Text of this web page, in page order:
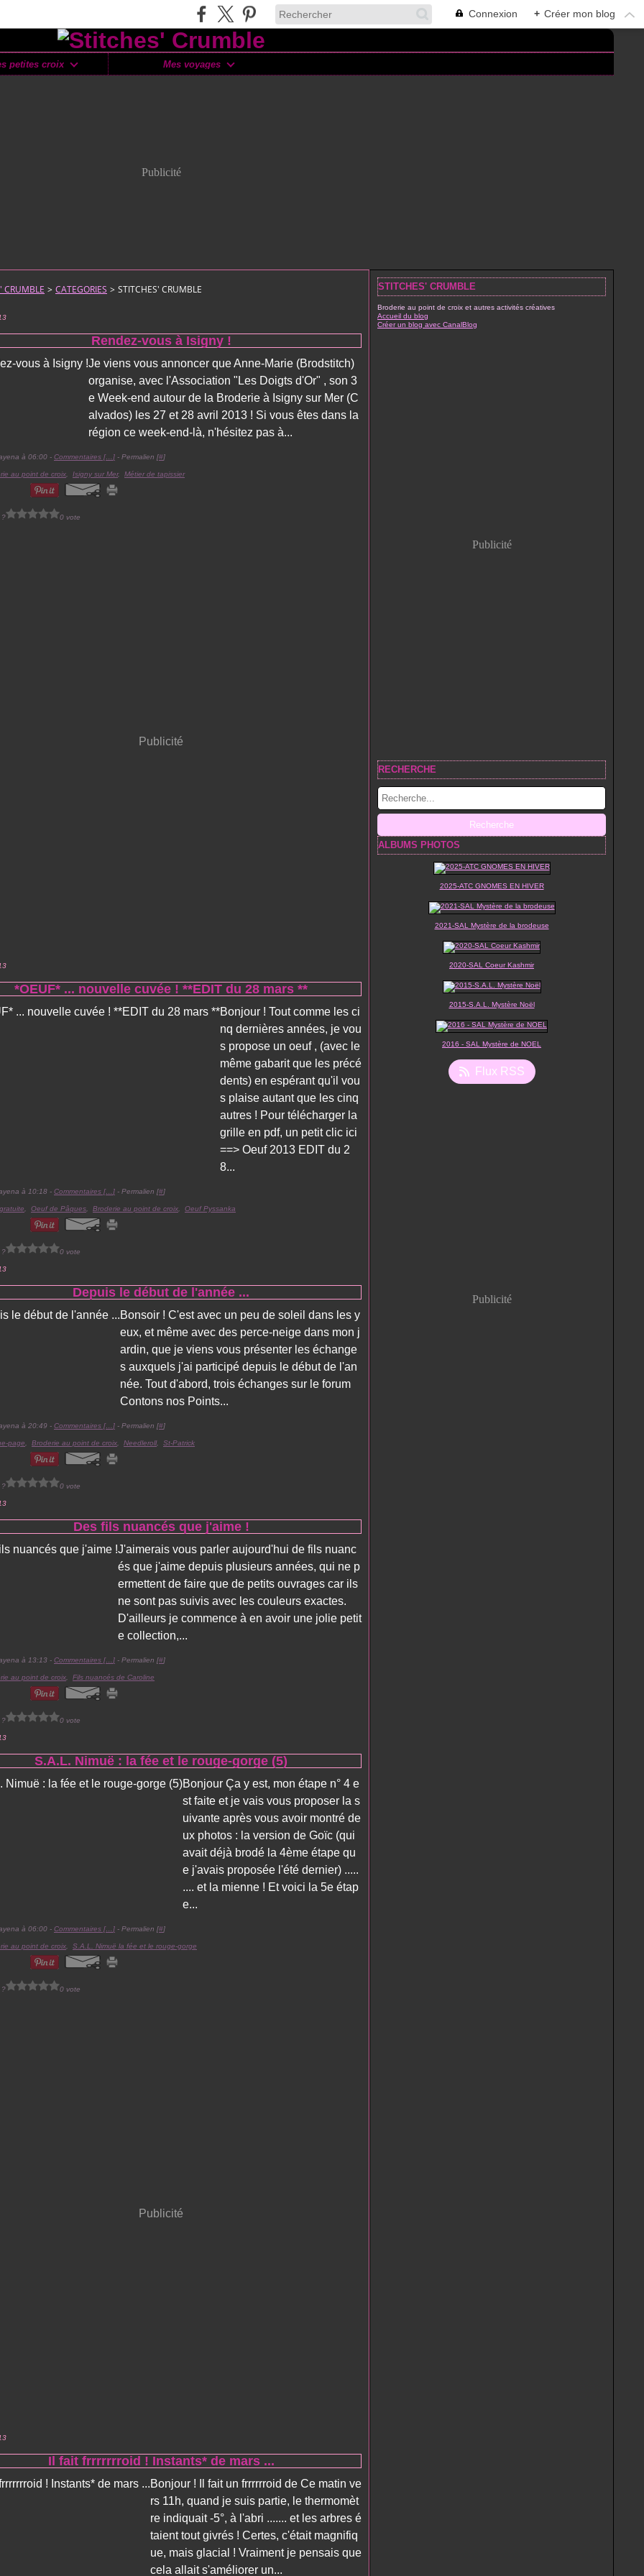
Connexion + Créer mon blog
petites croix Mes voyages
Publicité
CRUMBLE > CATEGORIES > STITCHES' CRUMBLE
Rendez-vous à Isigny !
Je viens vous annoncer que Anne-Marie (Brodstitch)
organise, avec l'Association "Les Doigts d'Or" , son 3
e Week-end autour de la Broderie à Isigny sur Mer (C
alvados) les 27 et 28 avril 2013 ! Si vous êtes dans la
région ce week-end-là, n'hésitez pas à...
à 06:00 - Commentaires [… ] - Permalien [#]
au point de croix Isigny sur Mer, Métier de tapissier
? 0 vote
Publicité
*OEUF* ... nouvelle cuvée ! **EDIT du 28 mars **
Bonjour ! Tout comme les ci
nq dernières années, je vou
s propose un oeuf , (avec le
même gabarit que les précé
dents) en espérant qu'il vou
s plaise autant que les cinq
autres ! Pour télécharger la
grille en pdf, un petit clic ici
==> Oeuf 2013 EDIT du 2
8...
à 10:18 - Commentaires [… ] - Permalien [#]
Oeuf de Pâques Broderie au point de croix Oeuf Pyssanka
? 0 vote
Depuis le début de l'année ...
Bonsoir ! C'est avec un peu de soleil dans les y
eux, et même avec des perce-neige dans mon j
ardin, que je viens vous présenter les échange
s auxquels j'ai participé depuis le début de l'an
née. Tout d'abord, trois échanges sur le forum
Contons nos Points...
à 20:49 - Commentaires [… ] - Permalien [#]
page Broderie au point de croix Needleroll, St-Patrick
? 0 vote
Des fils nuancés que j'aime !
J'aimerais vous parler aujourd'hui de fils nuanc
és que j'aime depuis plusieurs années, qui ne p
ermettent de faire que de petits ouvrages car ils
ne sont pas suivis avec les couleurs exactes.
D'ailleurs je commence à en avoir une jolie petit
e collection,...
à 13:13 - Commentaires [… ] - Permalien [#]
au point de croix Fils nuancés de Caroline
? 0 vote
S.A.L. Nimuë : la fée et le rouge-gorge (5)
Bonjour Ça y est, mon étape n° 4 e
st faite et je vais vous proposer la s
uivante après vous avoir montré de
ux photos : la version de Goïc (qui
avait déjà brodé la 4ème étape qu
e j'avais proposée l'été dernier) .....
.... et la mienne ! Et voici la 5e étap
e...
à 06:00 - Commentaires [… ] - Permalien [#]
au point de croix S.A.L. Nimuë la fée et le rouge-gorge
? 0 vote
Publicité
Il fait frrrrrrroid ! Instants* de mars ...
Bonjour ! Il fait un frrrrrroid de Ce matin ve
rs 11h, quand je suis partie, le thermomèt
re indiquait -5°, à l'abri ....... et les arbres é
taient tout givrés ! Certes, c'était magnifiq
ue, mais glacial ! Vraiment je pensais que
cela allait s'améliorer un...
STITCHES' CRUMBLE
Broderie au point de croix et autres activités créatives
Accueil du blog
Créer un blog avec CanalBlog
Publicité
RECHERCHE
ALBUMS PHOTOS
2025-ATC GNOMES EN HIVER
2021-SAL Mystère de la brodeuse
2020-SAL Coeur Kashmir
2015-S.A.L. Mystère Noël
2016 - SAL Mystère de NOEL
Flux RSS
Publicité